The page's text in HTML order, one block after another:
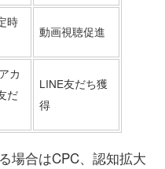
時
動画視聴促進
カ
だ
LINE友だち獲
得
場合はCPC、認知拡大